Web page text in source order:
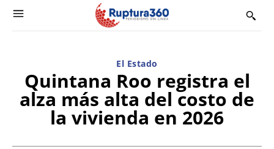
El Estado
Quintana Roo registra el
alza más alta del costo de
la vivienda en 2026